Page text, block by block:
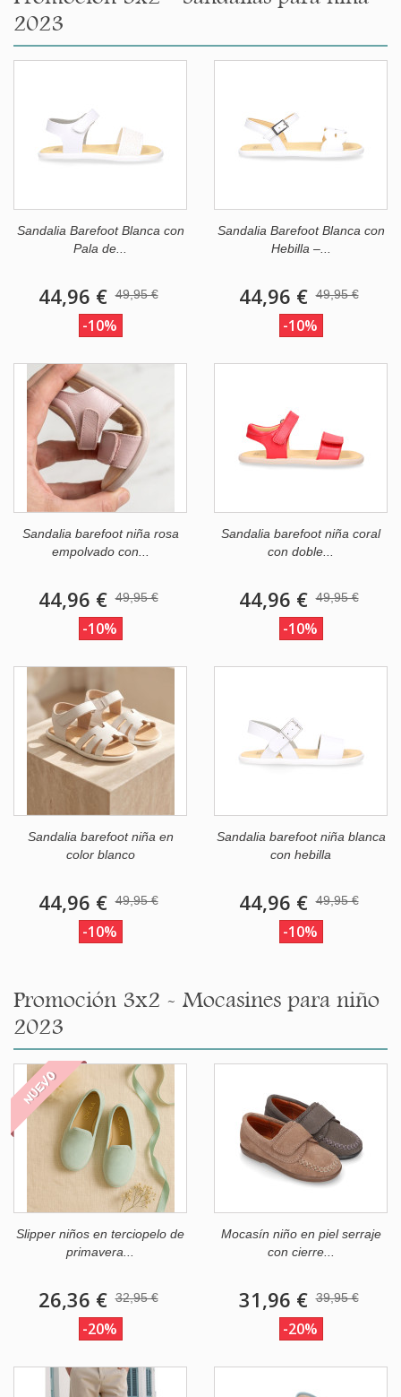
2023
Sandalia Barefoot Blanca con
Pala de...
44,96 € 49,95 €
-10%
Sandalia Barefoot Blanca con
Hebilla –...
44,96 € 49,95 €
-10%
Sandalia barefoot niña rosa
empolvado con...
44,96 € 49,95 €
-10%
Sandalia barefoot niña coral
con doble...
44,96 € 49,95 €
-10%
Sandalia barefoot niña en
color blanco
44,96 € 49,95 €
-10%
Sandalia barefoot niña blanca
con hebilla
44,96 € 49,95 €
-10%
Promoción 3x2 - Mocasines para niño
2023
NUEVO
Slipper niños en terciopelo de
primavera...
26,36 € 32,95 €
-20%
Mocasín niño en piel serraje
con cierre...
31,96 € 39,95 €
-20%